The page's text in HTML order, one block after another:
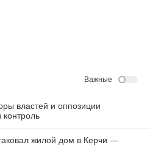
Важные
властей и оппозиции
жилой дом в Керчи —